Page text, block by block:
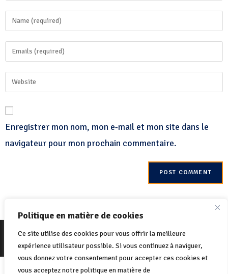
Politique en matière de cookies
Ce site utilise des cookies pour vous offrir la meilleure
expérience utilisateur possible. Si vous continuez à naviguer,
vous donnez votre consentement pour accepter ces cookies et
vous acceptez notre politique en matière de
Enregistrer mon nom, mon e-mail et mon site dans le
navigateur pour mon prochain commentaire.
© 2022 Net-One.org Tous les droits sont réservés. Site de
Politique de cookies
Politique de confidentialité
Italiano(Italien) English